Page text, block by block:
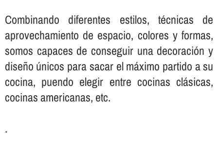
Combinando diferentes estilos, técnicas de
aprovechamiento de espacio, colores y formas,
somos capaces de conseguir una decoración y
diseño únicos para sacar el máximo partido a su
cocina, puendo elegir entre cocinas clásicas,
cocinas americanas, etc.
.